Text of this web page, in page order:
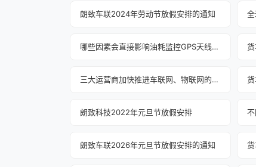
朗致车联2024年劳动节放假安排的通知
哪些因素会直接影响油耗监控GPS天线性能？
三大运营商加快推进车联网、物联网的应用测试
朗致科技2022年元旦节放假安排
朗致车联2026年元旦节放假安排的通知‌